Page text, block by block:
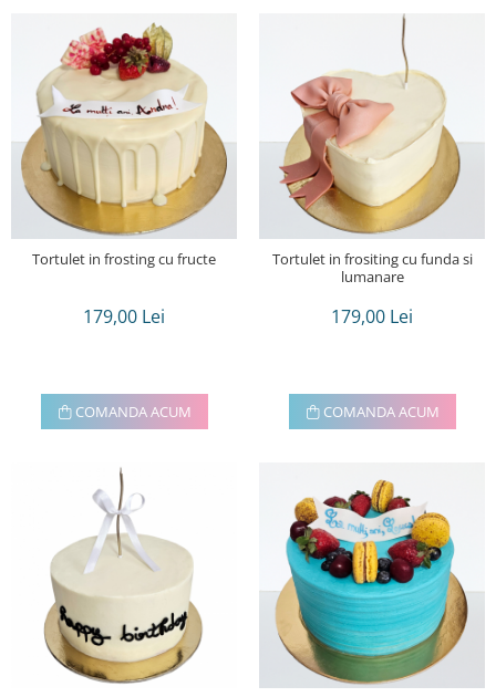
Tortulet in frosting cu fructe
179,00 Lei
COMANDA ACUM
Tortulet in frositing cu funda si
lumanare
179,00 Lei
COMANDA ACUM